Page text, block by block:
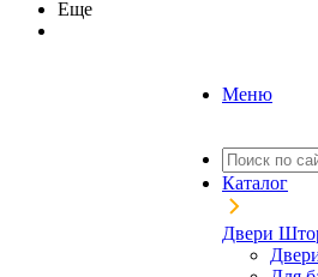
Еще
Меню
Каталог
Двери